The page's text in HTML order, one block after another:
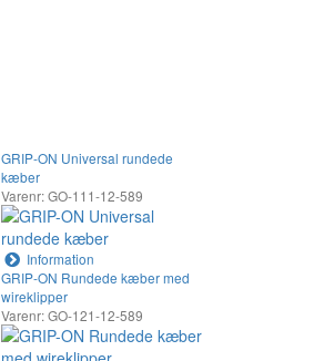
GRIP-ON Universal rundede
kæber
Varenr: GO-111-12-589
Information
GRIP-ON Rundede kæber med
wireklipper
Varenr: GO-121-12-589